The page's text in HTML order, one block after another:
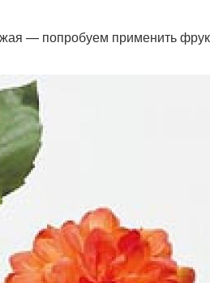
— попробуем применить